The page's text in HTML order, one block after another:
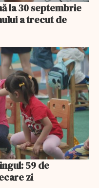
la 30 septembrie
a trecut de
59 de
zi